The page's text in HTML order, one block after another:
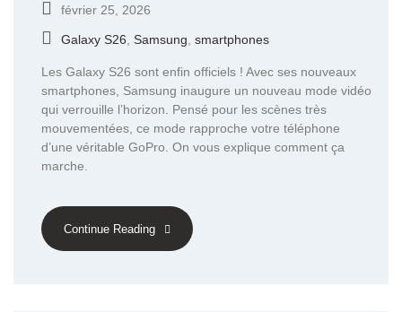
février 25, 2026
Galaxy S26 Samsung smartphones
Les Galaxy S26 sont enfin officiels ! Avec ses nouveaux
smartphones, Samsung inaugure un nouveau mode vidéo
qui verrouille l’horizon. Pensé pour les scènes très
mouvementées, ce mode rapproche votre téléphone
d’une véritable GoPro. On vous explique comment ça
marche.
Continue Reading